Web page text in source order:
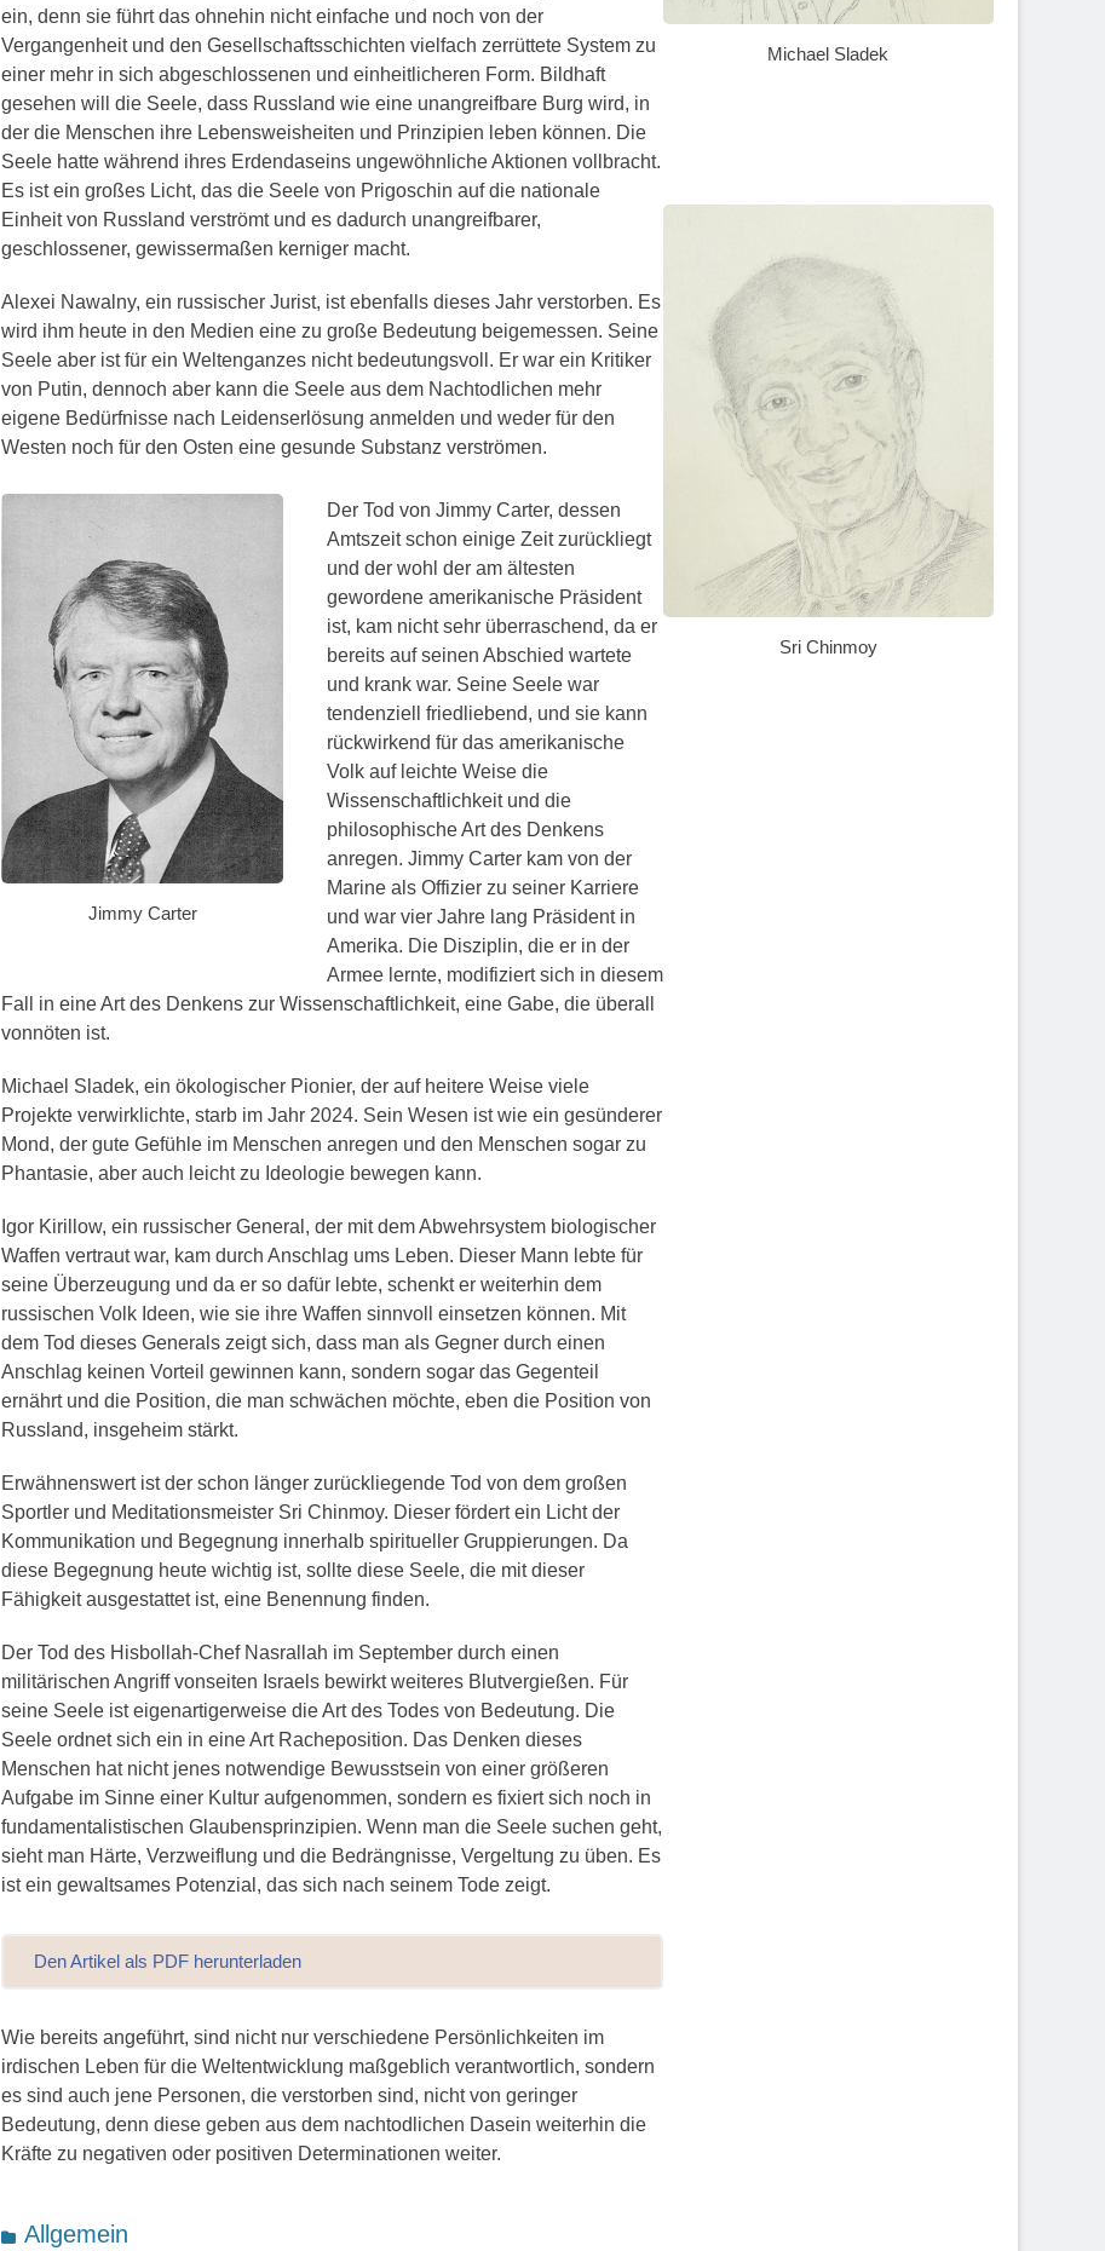
ein, denn sie führt das ohnehin nicht einfache und noch von der
Vergangenheit und den Gesellschaftsschichten vielfach zerrüttete System zu
einer mehr in sich abgeschlossenen und einheitlicheren Form. Bildhaft
gesehen will die Seele, dass Russland wie eine unangreifbare Burg wird, in
der die Menschen ihre Lebensweisheiten und Prinzipien leben können. Die
Seele hatte während ihres Erdendaseins ungewöhnliche Aktionen vollbracht.
Es ist ein großes Licht, das die Seele von Prigoschin auf die nationale
Einheit von Russland verströmt und es dadurch unangreifbarer,
geschlossener, gewissermaßen kerniger macht.
Alexei Nawalny, ein russischer Jurist, ist ebenfalls dieses Jahr verstorben. Es
wird ihm heute in den Medien eine zu große Bedeutung beigemessen. Seine
Seele aber ist für ein Weltenganzes nicht bedeutungsvoll. Er war ein Kritiker
von Putin, dennoch aber kann die Seele aus dem Nachtodlichen mehr
eigene Bedürfnisse nach Leidenserlösung anmelden und weder für den
Westen noch für den Osten eine gesunde Substanz verströmen.
Jimmy Carter
Der Tod von Jimmy Carter, dessen
Amtszeit schon einige Zeit zurückliegt
und der wohl der am ältesten
gewordene amerikanische Präsident
ist, kam nicht sehr überraschend, da er
bereits auf seinen Abschied wartete
und krank war. Seine Seele war
tendenziell friedliebend, und sie kann
rückwirkend für das amerikanische
Volk auf leichte Weise die
Wissenschaftlichkeit und die
philosophische Art des Denkens
anregen. Jimmy Carter kam von der
Marine als Offizier zu seiner Karriere
und war vier Jahre lang Präsident in
Amerika. Die Disziplin, die er in der
Armee lernte, modifiziert sich in diesem
Fall in eine Art des Denkens zur Wissenschaftlichkeit, eine Gabe, die überall
vonnöten ist.
Michael Sladek, ein ökologischer Pionier, der auf heitere Weise viele
Projekte verwirklichte, starb im Jahr 2024. Sein Wesen ist wie ein gesünderer
Mond, der gute Gefühle im Menschen anregen und den Menschen sogar zu
Phantasie, aber auch leicht zu Ideologie bewegen kann.
Igor Kirillow, ein russischer General, der mit dem Abwehrsystem biologischer
Waffen vertraut war, kam durch Anschlag ums Leben. Dieser Mann lebte für
seine Überzeugung und da er so dafür lebte, schenkt er weiterhin dem
russischen Volk Ideen, wie sie ihre Waffen sinnvoll einsetzen können. Mit
dem Tod dieses Generals zeigt sich, dass man als Gegner durch einen
Anschlag keinen Vorteil gewinnen kann, sondern sogar das Gegenteil
ernährt und die Position, die man schwächen möchte, eben die Position von
Russland, insgeheim stärkt.
Erwähnenswert ist der schon länger zurückliegende Tod von dem großen
Sportler und Meditationsmeister Sri Chinmoy. Dieser fördert ein Licht der
Kommunikation und Begegnung innerhalb spiritueller Gruppierungen. Da
diese Begegnung heute wichtig ist, sollte diese Seele, die mit dieser
Fähigkeit ausgestattet ist, eine Benennung finden.
Der Tod des Hisbollah-Chef Nasrallah im September durch einen
militärischen Angriff vonseiten Israels bewirkt weiteres Blutvergießen. Für
seine Seele ist eigenartigerweise die Art des Todes von Bedeutung. Die
Seele ordnet sich ein in eine Art Racheposition. Das Denken dieses
Menschen hat nicht jenes notwendige Bewusstsein von einer größeren
Aufgabe im Sinne einer Kultur aufgenommen, sondern es fixiert sich noch in
fundamentalistischen Glaubensprinzipien. Wenn man die Seele suchen geht,
sieht man Härte, Verzweiflung und die Bedrängnisse, Vergeltung zu üben. Es
ist ein gewaltsames Potenzial, das sich nach seinem Tode zeigt.
Den Artikel als PDF herunterladen
Wie bereits angeführt, sind nicht nur verschiedene Persönlichkeiten im
irdischen Leben für die Weltentwicklung maßgeblich verantwortlich, sondern
es sind auch jene Personen, die verstorben sind, nicht von geringer
Bedeutung, denn diese geben aus dem nachtodlichen Dasein weiterhin die
Kräfte zu negativen oder positiven Determinationen weiter.
Michael Sladek
Sri Chinmoy
Kategorien
Allgemein